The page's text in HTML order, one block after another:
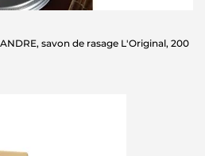
savon de rasage L'Original, 200